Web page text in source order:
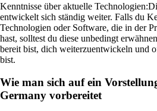
Kenntnisse über aktuelle Technologien:
entwickelt sich ständig weiter. Falls du
Technologien oder Software, die in der
hast, solltest du diese unbedingt
bereit bist, dich weiterzuentwickeln und
bist.
Wie man sich auf ein
Germany vorbereitet